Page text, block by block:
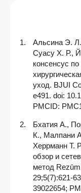
Альсина Э.
Суасу Х. Р.,
консенсус
уход. BJUI
e491. doi:
PMCID:
Бхатия А.,
К., Малпани
Херрманн Т.
обзор и
метод
29;5(7):621-
39022654;